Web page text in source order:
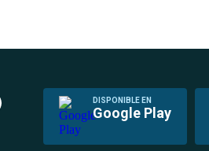
DISPONIBLE EN
Google Play